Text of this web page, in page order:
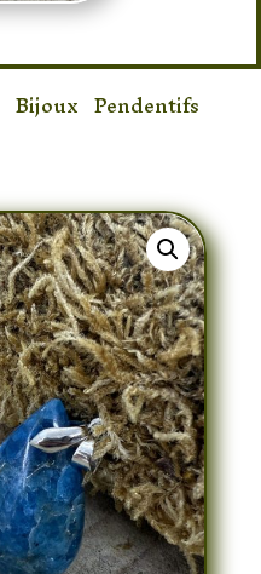
Bijoux Pendentifs